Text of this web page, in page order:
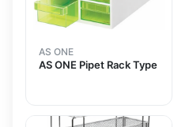
AS ONE
AS ONE Pipet Rack Type